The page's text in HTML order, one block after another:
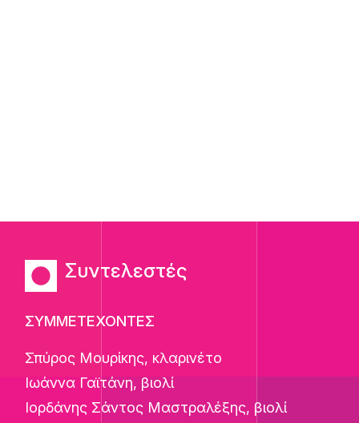
Συντελεστές
ΣΥΜΜΕΤΕΧΟΝΤΕΣ
Σπύρος Μουρίκης, κλαρινέτο
Ιωάννα Γαϊτάνη, βιολί
Ιορδάνης Σάντος Μαστραλέξης, βιολί